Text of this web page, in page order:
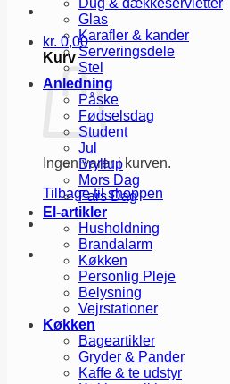
kr. 0,00
Kurv
Ingen varer i kurven.
Tilbage til shoppen
Dug & dækkeservietter
Glas
Karafler & kander
Serveringsdele
Stel
Anledning
Påske
Fødselsdag
Student
Jul
Bryllup
Mors Dag
Fars Dag
El-artikler
Husholdning
Brandalarm
Køkken
Personlig Pleje
Belysning
Vejrstationer
Køkken
Bageartikler
Gryder & Pander
Kaffe & te udstyr